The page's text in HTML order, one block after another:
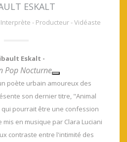
ESKALT
- Producteur - Vidéaste
Eskalt -
Pop Nocturne
poète urbain amoureux des
son dernier titre, "Animal
pourrait être une confession
en musique par Clara Luciani
contraste entre l'intimité des